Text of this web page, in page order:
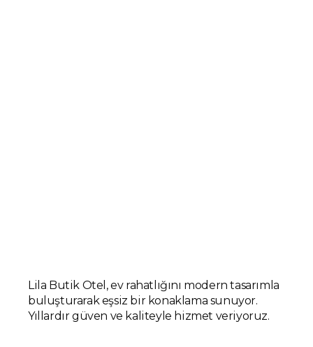
Lila Butik Otel, ev rahatlığını modern tasarımla
buluşturarak eşsiz bir konaklama sunuyor.
Yıllardır güven ve kaliteyle hizmet veriyoruz.